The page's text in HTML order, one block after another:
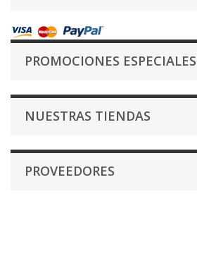
PROMOCIONES ESPECIALES
NUESTRAS TIENDAS
PROVEEDORES